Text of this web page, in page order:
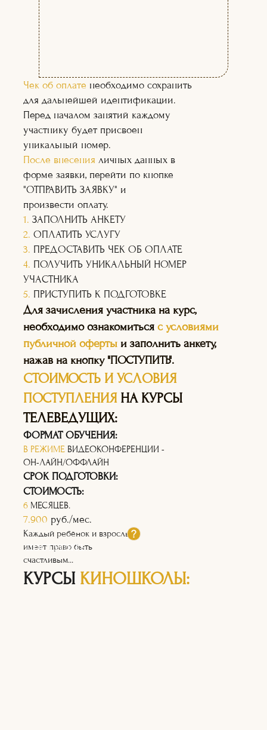
(02)
(03)
Чек об оплате необходимо сохранить
для дальнейшей идентификации.
Перед началом занятий каждому
участнику будет присвоен
уникальный номер.
После внесения личных данных в
форме заявки, перейти по кнопке
"ОТПРАВИТЬ ЗАЯВКУ" и
произвести оплату.
1. ЗАПОЛНИТЬ АНКЕТУ
2. ОПЛАТИТЬ УСЛУГУ
3. ПРЕДОСТАВИТЬ ЧЕК ОБ ОПЛАТЕ
4. ПОЛУЧИТЬ УНИКАЛЬНЫЙ НОМЕР
УЧАСТНИКА
5. ПРИСТУПИТЬ К ПОДГОТОВКЕ
Для зачисления участника на курс,
необходимо ознакомиться с условиями
публичной оферты и заполнить анкету,
нажав на кнопку "ПОСТУПИТЬ".
СТОИМОСТЬ И УСЛОВИЯ
ПОСТУПЛЕНИЯ НА КУРСЫ
ТЕЛЕВЕДУЩИХ:
ФОРМАТ ОБУЧЕНИЯ:
В РЕЖИМЕ ВИДЕОКОНФЕРЕНЦИИ -
ОН-ЛАЙН/ОФФЛАЙН
СРОК ПОДГОТОВКИ:
СТОИМОСТЬ:
6 МЕСЯЦЕВ.
7.900 руб./мес.
ПОСТУПИТЬ
Каждый ребёнок и взрослый
имеет право быть
счастливым...
КУРСЫ КИНОШКОЛЫ: